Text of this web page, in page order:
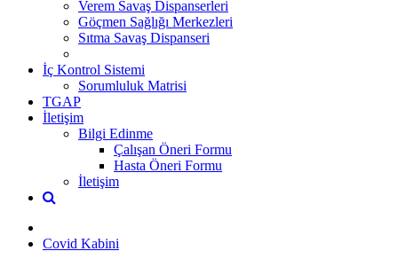
Verem Savaş Dispanserleri
Göçmen Sağlığı Merkezleri
Sıtma Savaş Dispanseri
İç Kontrol Sistemi
Sorumluluk Matrisi
TGAP
İletişim
Bilgi Edinme
Çalışan Öneri Formu
Hasta Öneri Formu
İletişim
Covid Kabini